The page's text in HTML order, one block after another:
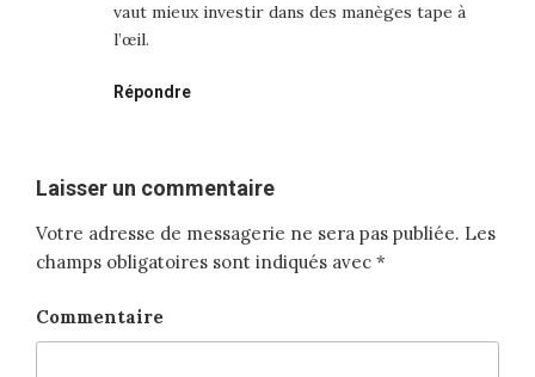
vaut mieux investir dans des manèges tape à
l’œil.
Répondre
Laisser un commentaire
Votre adresse de messagerie ne sera pas publiée. Les
champs obligatoires sont indiqués avec *
Commentaire